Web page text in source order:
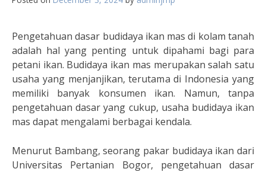
Pengetahuan dasar budidaya ikan mas di kolam tanah
adalah hal yang penting untuk dipahami bagi para
petani ikan. Budidaya ikan mas merupakan salah satu
usaha yang menjanjikan, terutama di Indonesia yang
memiliki banyak konsumen ikan. Namun, tanpa
pengetahuan dasar yang cukup, usaha budidaya ikan
mas dapat mengalami berbagai kendala.
Menurut Bambang, seorang pakar budidaya ikan dari
Universitas Pertanian Bogor, pengetahuan dasar